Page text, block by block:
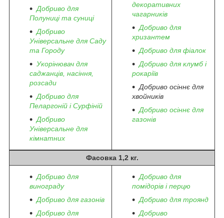
Добриво для
Полуниці та суниці
Добриво
Універсальне для Саду
та Городу
Укорінювач для
саджанців, насіння,
розсади
Добриво для
Пеларгоній і Сурфіній
Добриво
Універсальне для
кімнатних
декоративних
чагарників
Добриво для
хризантем
Добриво для фіалок
Добриво для клумб і
рокаріїв
Добриво осіннє для
хвойників
Добриво осіннє для
газонів
Фасовка 1,2 кг.
Добриво для
винограду
Добриво для газонів
Добриво для
Добриво для
помідорів і перцю
Добриво для троянд
Добриво